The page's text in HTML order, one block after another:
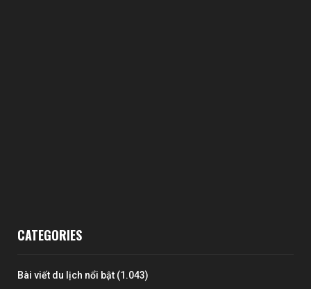
CATEGORIES
Bài viết du lịch nổi bật (1.043)